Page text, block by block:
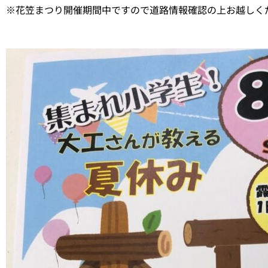
※花笠まつり開催期間中ですので道路情報確認の上お越しく